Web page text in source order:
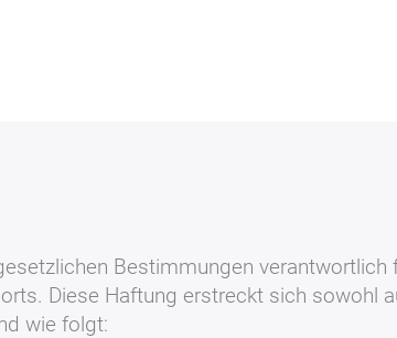
Bestimmungen
Diese Haftung erstreckt sich sowohl
wie folgt: